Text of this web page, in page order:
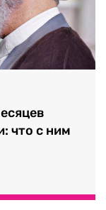
что с ним